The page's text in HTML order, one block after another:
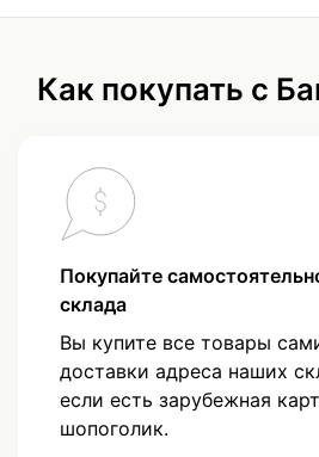
Как покупать с
Покупайте
склада
Вы купите все товары
доставки адреса наших
если есть зарубежная
шопоголик.